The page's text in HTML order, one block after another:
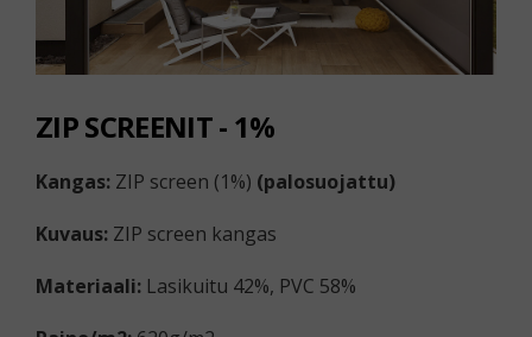
ZIP SCREENIT - 1%
Kangas: ZIP screen (1%) (palosuojattu)
Kuvaus: ZIP screen kangas
Materiaali: Lasikuitu 42%, PVC 58%